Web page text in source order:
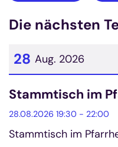
Die nächsten
28 Aug. 2026
Datum: 28. August
Stammtisch im
28.08.2026 19:30 - 22:00
Stammtisch im